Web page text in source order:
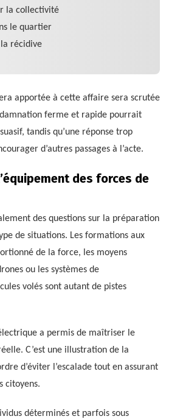
la collectivité
le quartier
récidive
apportée à cette affaire sera scrutée
ferme et rapide pourrait
tandis qu’une réponse trop
d’autres passages à l’acte.
des forces de
des questions sur la préparation
de situations. Les formations aux
de la force, les moyens
ou les systèmes de
volés sont autant de pistes
a permis de maîtriser le
C’est une illustration de la
d’éviter l’escalade tout en assurant
citoyens.
déterminés et parfois sous